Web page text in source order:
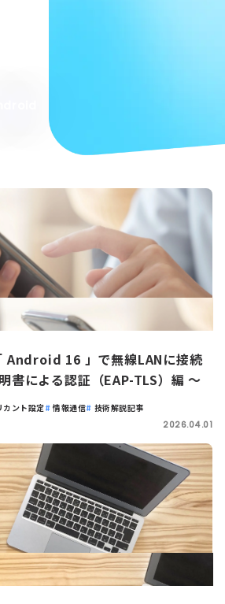
Android 16 」で無線LANに接続
書による認証（EAP-TLS）編 ～
カント設定 情報通信
技術解説記事
2026.04.01